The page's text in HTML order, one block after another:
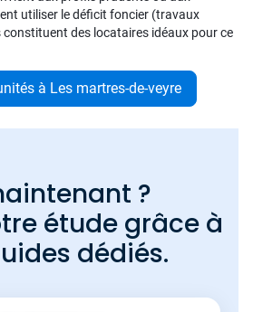
utiliser le déficit foncier (travaux
des locataires idéaux pour ce
à Les martres-de-veyre
?
étude grâce à
dédiés.